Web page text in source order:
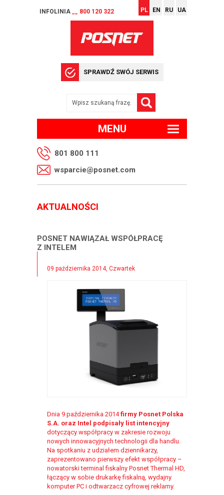
INFOLINIA __ 800 120 322 PL EN RU UA
SPRAWDŹ SWÓJ SERWIS
MENU
801 800 111
wsparcie@posnet.com
AKTUALNOŚCI
POSNET NAWIĄZAŁ WSPÓŁPRACĘ
Z INTELEM
09 października 2014, Czwartek
Dnia 9 października 2014firmy Posnet Polska
S.A. oraz Intel podpisały list intencyjny
dotyczący współpracy w zakresie rozwoju
nowych innowacyjnych technologii dla handlu.
Na spotkaniu z udziałem dziennikarzy,
zaprezentowano pierwszy efekt współpracy –
nowatorski terminal fiskalny Posnet Thermal HD,
łączący w sobie drukarkę fiskalną, wydajny
komputer PC i odtwarzacz cyfrowej reklamy.